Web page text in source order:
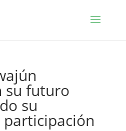
su futuro
su